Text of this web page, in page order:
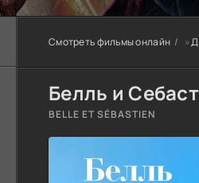
Смотреть фильмы онлайн »
Белль и
BELLE ET SÉBASTIEN